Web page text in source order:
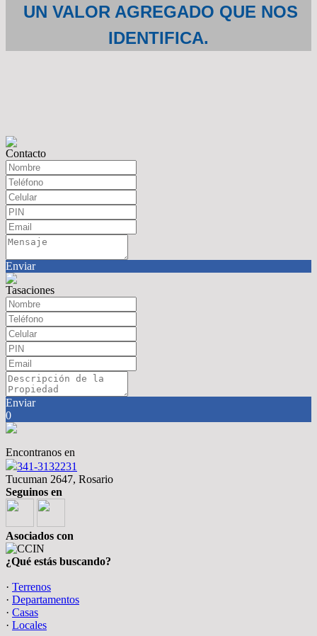
UN VALOR AGREGADO QUE NOS
IDENTIFICA.
Contacto
Enviar
Tasaciones
Enviar
0
Encontranos en
341-3132231
Tucuman 2647, Rosario
Seguinos en
Asociados con
¿Qué estás buscando?
· Terrenos
· Departamentos
· Casas
· Locales